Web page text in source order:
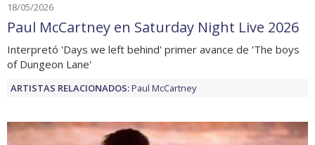
18/05/2026
Paul McCartney en Saturday Night Live 2026
Interpretó 'Days we left behind' primer avance de 'The boys
of Dungeon Lane'
ARTISTAS RELACIONADOS:Paul McCartney